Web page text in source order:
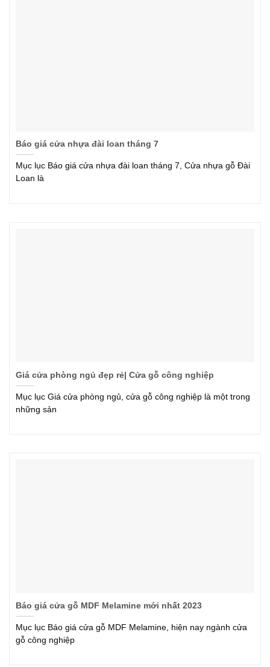
Báo giá cửa nhựa đài loan tháng 7
Mục lục Báo giá cửa nhựa đài loan tháng 7, Cửa nhựa gỗ Đài
Loan là
Giá cửa phòng ngủ đẹp rẻ| Cửa gỗ công nghiệp
Mục lục Giá cửa phòng ngủ, cửa gỗ công nghiệp là một trong
những sản
Báo giá cửa gỗ MDF Melamine mới nhất 2023
Mục lục Báo giá cửa gỗ MDF Melamine, hiện nay ngành cửa
gỗ công nghiệp